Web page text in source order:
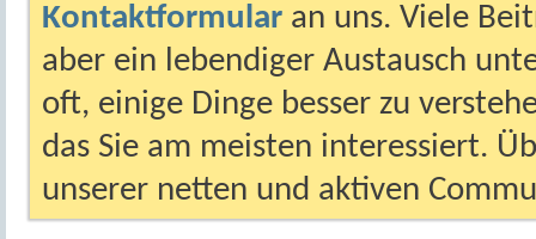
Kontaktformular an uns. Viele
aber ein lebendiger Austausch
oft, einige Dinge besser zu
das Sie am meisten interessiert.
unserer netten und aktiven